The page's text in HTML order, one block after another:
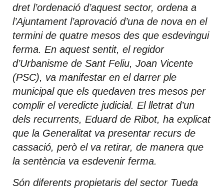
dret l’ordenació d’aquest sector, ordena a
l’Ajuntament l’aprovació d’una de nova en el
termini de quatre mesos des que esdevingui
ferma. En aquest sentit, el regidor
d’Urbanisme de Sant Feliu, Joan Vicente
(PSC), va manifestar en el darrer ple
municipal que els quedaven tres mesos per
complir el veredicte judicial. El lletrat d’un
dels recurrents, Eduard de Ribot, ha explicat
que la Generalitat va presentar recurs de
cassació, però el va retirar, de manera que
la sentència va esdevenir ferma.
Són diferents propietaris del sector Tueda